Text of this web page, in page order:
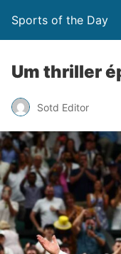
Sports of the Day
Um thriller
Sotd Editor